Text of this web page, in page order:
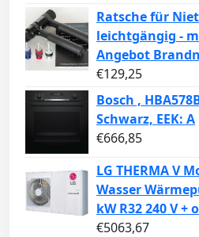
Ratsche für
leichtgängig -
Angebot
€129,25
Bosch ,
Schwarz, EEK: A
€666,85
LG THERMA V
Wasser
kW R32 240 V +
€5063,67